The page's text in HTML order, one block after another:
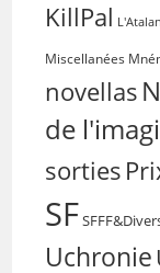
KillPal
Miscellanées
novellas
de
sorties
SF
Uchronie